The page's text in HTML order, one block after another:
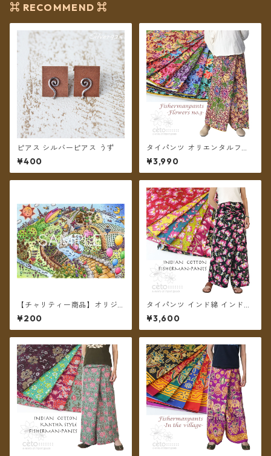
⌘ RECOMMEND ⌘
ピアス シルバーピアス うず
¥400
タイパンツ オリエンタルフラ
ワー 6カラー リゾパン No.3
ロング丈【メール便送料無
料】
¥3,990
【チャリティー商品】オリジ
ナル チャリティポストカード
～We are all alive 2～
¥200
タイパンツ インド綿 インド更
紗 no.10 ロータスプリント 6
カラー ロング丈【メール便送
料無料】
¥3,600